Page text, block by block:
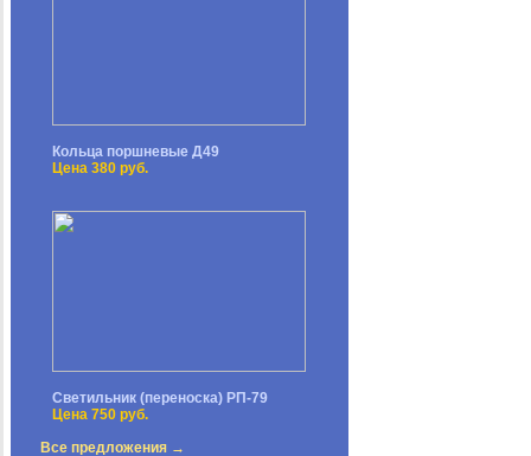
Кольца поршневые Д49
Цена 380 руб.
Светильник (переноска) РП-79
Цена 750 руб.
Все предложения →